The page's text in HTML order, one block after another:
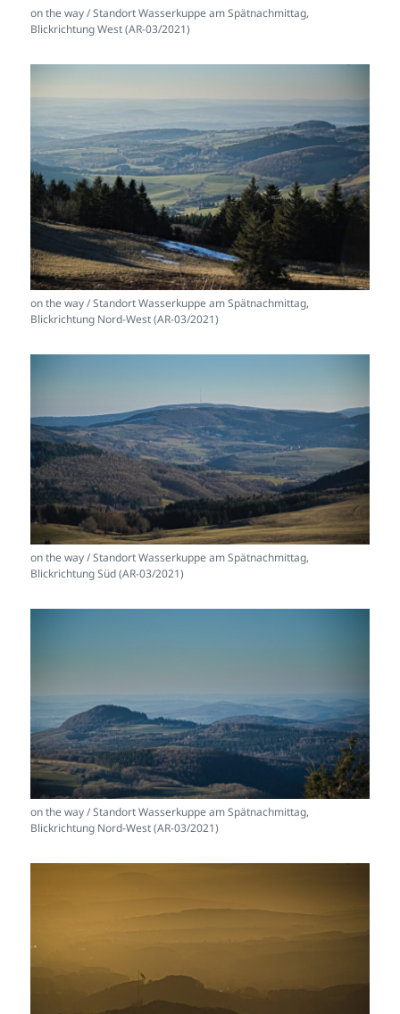
on the way / Standort Wasserkuppe am Spätnachmittag,
Blickrichtung West (AR-03/2021)
on the way / Standort Wasserkuppe am Spätnachmittag,
Blickrichtung Nord-West (AR-03/2021)
on the way / Standort Wasserkuppe am Spätnachmittag,
Blickrichtung Süd (AR-03/2021)
on the way / Standort Wasserkuppe am Spätnachmittag,
Blickrichtung Nord-West (AR-03/2021)